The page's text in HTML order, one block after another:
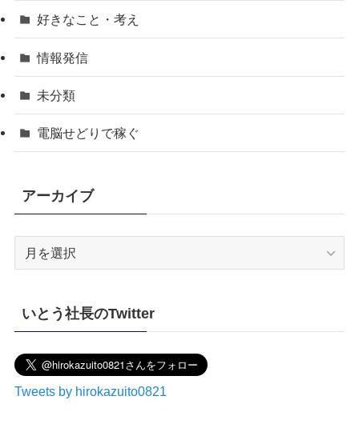
好きなこと・考え
情報発信
未分類
電脳せどりで稼ぐ
アーカイブ
いとう社長のTwitter
Tweets by hirokazuito0821